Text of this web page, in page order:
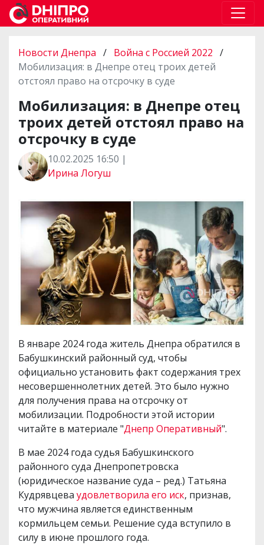
Новости Днепра / Война с Россией 2022 /
Мобилизация: в Днепре отец троих детей
отстоял право на отсрочку в суде
Мобилизация: в Днепре отец
троих детей отстоял право на
отсрочку в суде
10.02.2025 16:50 |
Ирина Логуш
В январе 2024 года житель Днепра обратился в
Бабушкинский районный суд, чтобы
официально установить факт содержания трех
несовершеннолетних детей. Это было нужно
для получения права на отсрочку от
мобилизации. Подробности этой истории
читайте в материале "Днепр Оперативный".
В мае 2024 года судья Бабушкинского
районного суда Днепропетровска
(юридическое название суда – ред.) Татьяна
Кудрявцева удовлетворила его иск, признав,
что мужчина является единственным
кормильцем семьи. Решение суда вступило в
силу в июне прошлого года.